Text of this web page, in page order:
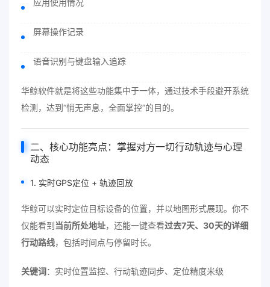
应用使用情况
屏幕操作记录
语音识别与键盘输入追踪
华鲸软件就是将这些功能集中于一体，通过技术手段避开系统
检测，达到“悄无声息，全面掌控”的目的。
二、核心功能亮点：掌握对方一切行动轨迹与心理
动态
1. 实时GPS定位 + 轨迹回放
华鲸可以实时定位目标设备的位置，并以地图形式展现。你不
仅能看到当前所处地址，还能一键查看过去7天、30天的详细
行动路线，包括时间点与停留时长。
关键词：实时位置监控、行动轨迹同步、定位精度米级